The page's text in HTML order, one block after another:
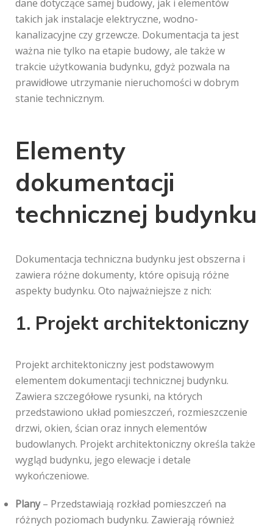
dane dotyczące samej budowy, jak i elementów
takich jak instalacje elektryczne, wodno-
kanalizacyjne czy grzewcze. Dokumentacja ta jest
ważna nie tylko na etapie budowy, ale także w
trakcie użytkowania budynku, gdyż pozwala na
prawidłowe utrzymanie nieruchomości w dobrym
stanie technicznym.
Elementy
dokumentacji
technicznej budynku
Dokumentacja techniczna budynku jest obszerna i
zawiera różne dokumenty, które opisują różne
aspekty budynku. Oto najważniejsze z nich:
1. Projekt architektoniczny
Projekt architektoniczny jest podstawowym
elementem dokumentacji technicznej budynku.
Zawiera szczegółowe rysunki, na których
przedstawiono układ pomieszczeń, rozmieszczenie
drzwi, okien, ścian oraz innych elementów
budowlanych. Projekt architektoniczny określa także
wygląd budynku, jego elewacje i detale
wykończeniowe.
Plany– Przedstawiają rozkład pomieszczeń na
różnych poziomach budynku. Zawierają również